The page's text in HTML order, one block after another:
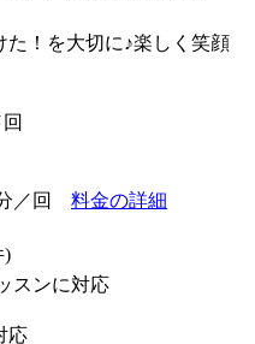
！を大切に♪楽しく笑顔
／回 料金の詳細
)